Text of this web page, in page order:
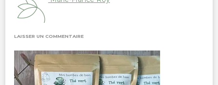
LAISSER UN COMMENTAIRESUR